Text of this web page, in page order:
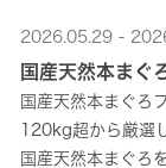
2026.05.29 -
国産天然本まぐ
国産天然本まぐろ
120kg超から厳選
国産天然本まぐろ